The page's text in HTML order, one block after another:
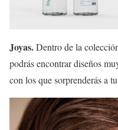
Joyas.Dentro de la
podrás encontrar diseños
con los que sorprenderás a